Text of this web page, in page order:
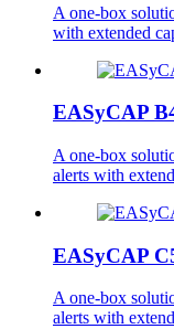
A one-box
with extended
EASyCAP
A one-box
alerts with
EASyCAP
A one-box
alerts with